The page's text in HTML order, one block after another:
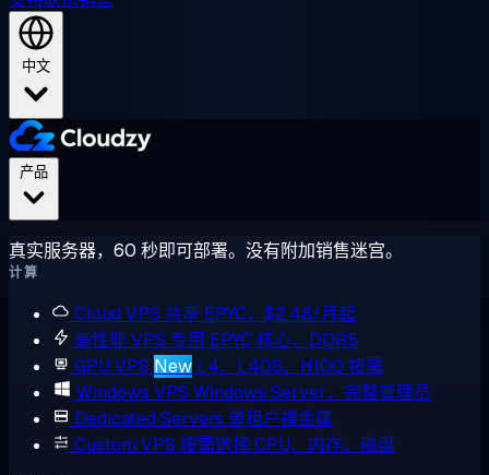
中文
真实服务器，60 秒即可部署。没有附加销售迷宫。
计算
Cloud VPS 共享 EPYC，$2.48/月起
高性能 VPS 专用 EPYC 核心，DDR5
GPU VPS New L4、L40S、H100 按需
Windows VPS Windows Server，完整管理员
Dedicated Servers 单租户裸金属
Custom VPS 按需选择 CPU、内存、磁盘